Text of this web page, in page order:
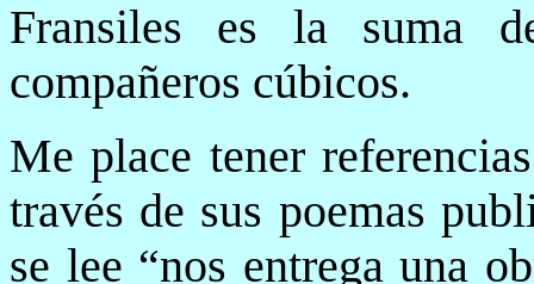
Fransiles es la suma
compañeros cúbicos.
Me place tener
través de sus poemas
se lee “nos entrega una